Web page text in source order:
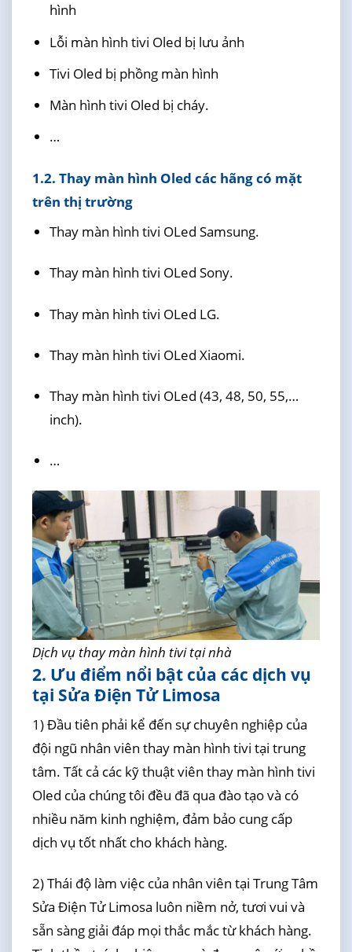
hình
Lỗi màn hình tivi Oled bị lưu ảnh
Tivi Oled bị phồng màn hình
Màn hình tivi Oled bị cháy.
…
1.2. Thay màn hình Oled các hãng có mặt
trên thị trường
Thay màn hình tivi OLed Samsung.
Thay màn hình tivi OLed Sony.
Thay màn hình tivi OLed LG.
Thay màn hình tivi OLed Xiaomi.
Thay màn hình tivi OLed (43, 48, 50, 55,…
inch).
…
Dịch vụ thay màn hình tivi tại nhà
2. Ưu điểm nổi bật của các dịch vụ
tại Sửa Điện Tử Limosa
1) Đầu tiên phải kể đến sự chuyên nghiệp của
đội ngũ nhân viên thay màn hình tivi tại trung
tâm. Tất cả các kỹ thuật viên thay màn hình tivi
Oled của chúng tôi đều đã qua đào tạo và có
nhiều năm kinh nghiệm, đảm bảo cung cấp
dịch vụ tốt nhất cho khách hàng.
2) Thái độ làm việc của nhân viên tại Trung Tâm
Sửa Điện Tử Limosa luôn niềm nở, tươi vui và
sẵn sàng giải đáp mọi thắc mắc từ khách hàng.